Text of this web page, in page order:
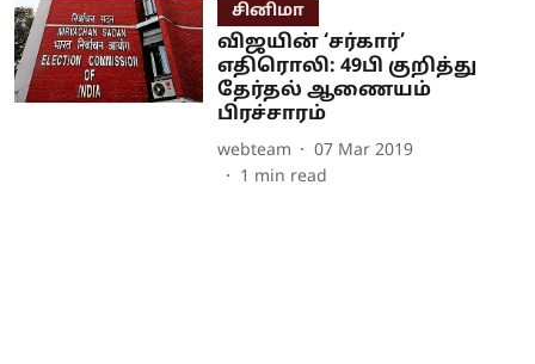
சினிமா
விஜயின் ‘சர்கார்’
எதிரொலி: 49பி குறித்து
தேர்தல் ஆணையம்
பிரச்சாரம்
webteam
07 Mar 2019
1 min read